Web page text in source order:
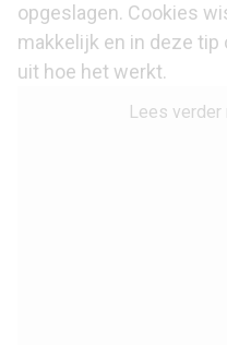
opgeslagen. Cookies
makkelijk en in deze tip
uit hoe het werkt.
Lees verder